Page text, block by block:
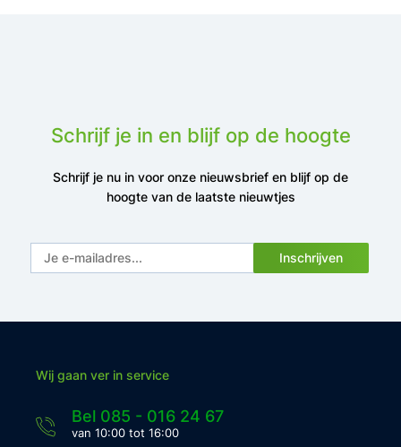
Schrijf je in en blijf op de hoogte
Schrijf je nu in voor onze nieuwsbrief en blijf op de
hoogte van de laatste nieuwtjes
Inschrijven
Wij gaan ver in service
Bel 085 - 016 24 67
van 10:00 tot 16:00